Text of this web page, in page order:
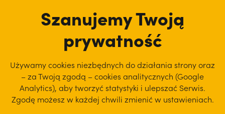
Szanujemy Twoją
prywatność
Używamy cookies niezbędnych do działania strony oraz
– za Twoją zgodą – cookies analitycznych (Google
Analytics), abytworzyć statystyki i ulepszać Serwis.
Zgodę możesz w każdej chwili zmienić w ustawieniach.